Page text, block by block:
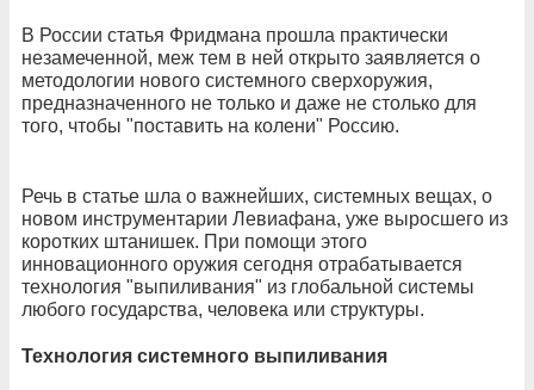
В России статья Фридмана прошла практически
незамеченной, меж тем в ней открыто заявляется о
методологии нового системного сверхоружия,
предназначенного не только и даже не столько для
того, чтобы "поставить на колени" Россию.
Речь в статье шла о важнейших, системных вещах, о
новом инструментарии Левиафана, уже выросшего из
коротких штанишек. При помощи этого
инновационного оружия сегодня отрабатывается
технология "выпиливания" из глобальной системы
любого государства, человека или структуры.
Технология системного выпиливания